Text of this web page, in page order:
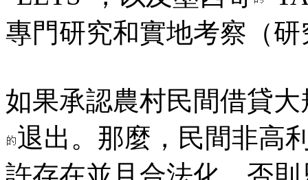
專門研究和實地考察（
如果承認農村民間借貸
退出。那麼，民間非高